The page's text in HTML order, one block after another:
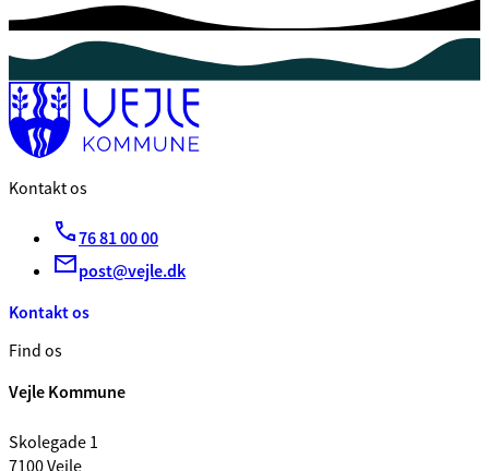
Kontakt os
76 81 00 00
post@vejle.dk
Kontakt os
Find os
Vejle Kommune
Skolegade 1
7100 Vejle